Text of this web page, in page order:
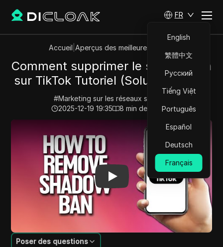
FR
English
繁體中文
Русский
Tiếng Việt
Português
Español
Deutsch
Français
Accueil Aperçus des meilleures vidéos
Comment supprimer le shadowban
sur TikTok Tutoriel (Solution facile)
#Marketing sur les réseaux sociaux
2025-12-19 19:35
8 min de lecture
Comment supprimer le shadowban sur
Poser des questions